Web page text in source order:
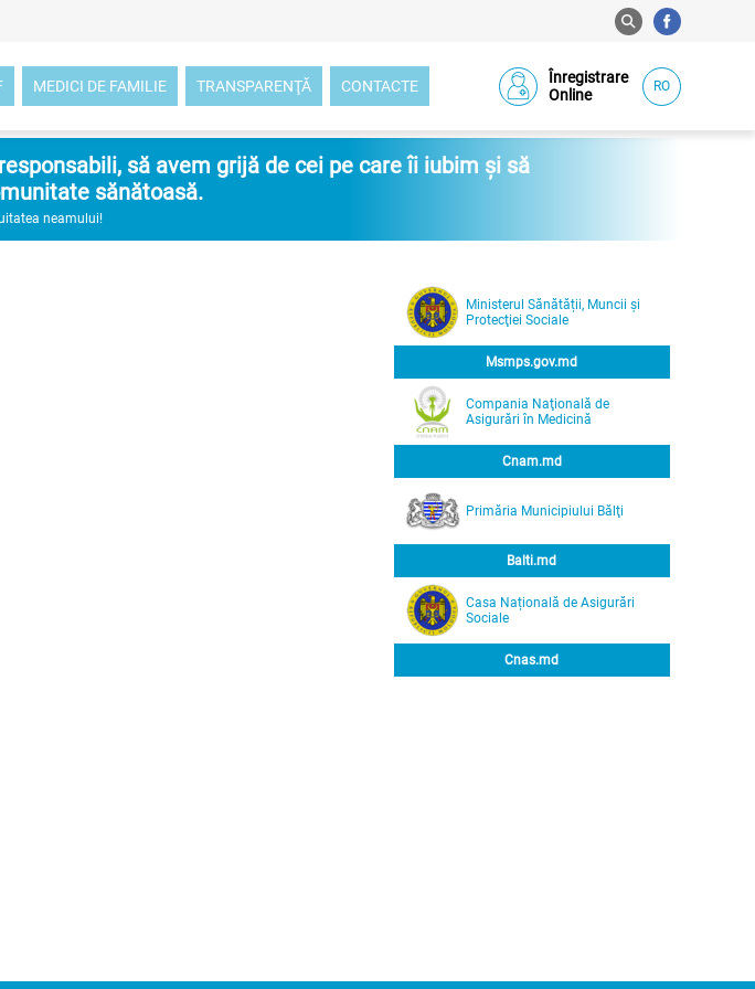
MEDICI DE FAMILIE TRANSPARENŢĂ CONTACTE
Înregistrare
Online
RO
să avem grijă de cei pe care îi iubim și să
sănătoasă.
neamului!
Ministerul Sănătății, Muncii și
Protecţiei Sociale
Msmps.gov.md
Compania Naţională de
Asigurări în Medicină
Cnam.md
Primăria Municipiului Bălţi
Balti.md
Casa Națională de Asigurări
Sociale
Cnas.md